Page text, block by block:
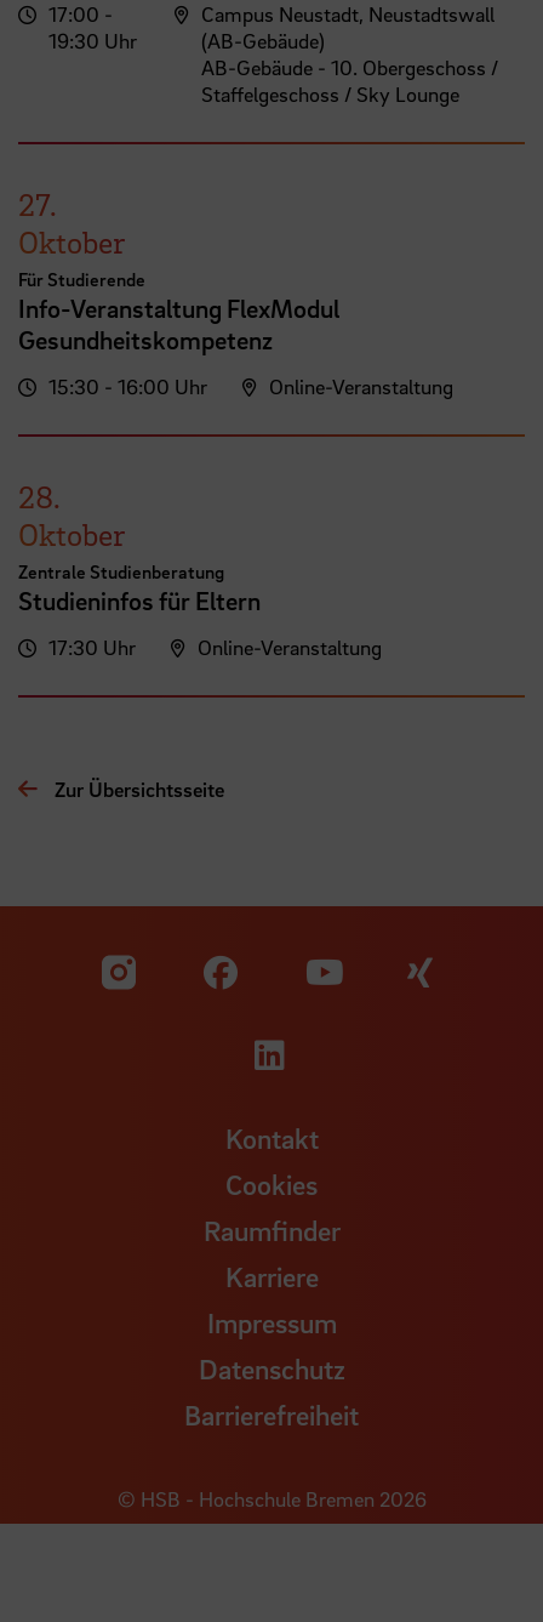
17:00 -
19:30 Uhr
Campus Neustadt, Neustadtswall
(AB-Gebäude)
AB-Gebäude - 10. Obergeschoss /
Staffelgeschoss / Sky Lounge
27.
Oktober
Für Studierende
Info-Veranstaltung FlexModul
Gesundheitskompetenz
15:30 - 16:00 Uhr Online-Veranstaltung
28.
Oktober
Zentrale Studienberatung
Studieninfos für Eltern
17:30 Uhr Online-Veranstaltung
Zur Übersichtsseite
Zu unserer Facebook
Zu
Zu unserer
Kontakt
Cookies
Raumfinder
Karriere
Impressum
Datenschutz
Barrierefreiheit
© HSB - Hochschule Bremen 2026